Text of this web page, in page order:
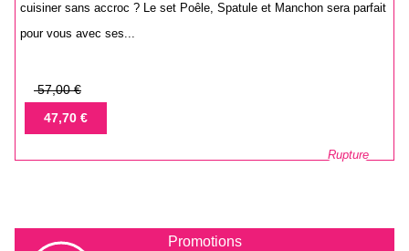
cuisiner sans accroc ? Le set Poêle, Spatule et Manchon sera parfait
pour vous avec ses...
Prix
base
57,00 €
Prix47,70 €
Rupture
Promotions